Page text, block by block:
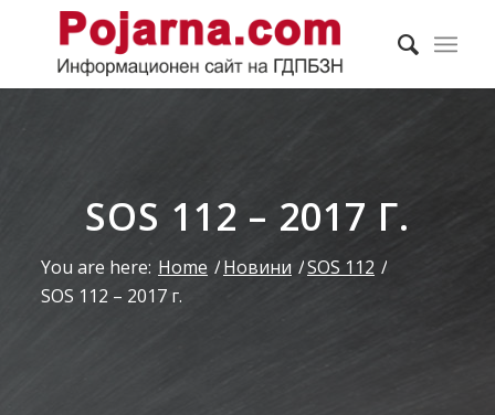
SOS 112 – 2017 Г.
You are here: Home /Новини /SOS 112 /
SOS 112 – 2017 г.